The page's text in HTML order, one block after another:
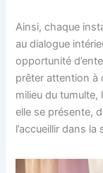
Ainsi, chaque
au dialogue
opportunité
prêter attention à
milieu du tumulte,
elle se présente,
l’accueillir dans